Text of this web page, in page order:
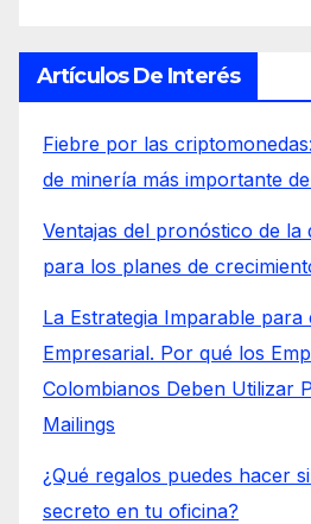
Artículos De Interés
Fiebre por las
de minería más importante
Ventajas del pronóstico de la
para los planes de
La Estrategia Imparable para
Empresarial. Por qué los
Colombianos Deben Utilizar
Mailings
¿Qué regalos puedes hacer
secreto en tu oficina?